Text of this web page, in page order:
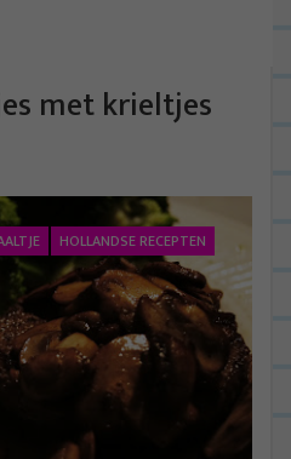
met krieltjes
HOLLANDSE RECEPTEN